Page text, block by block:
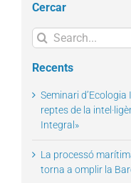
Cercar
Search
for:
Recents
Seminari
reptes de la
Integral»
La processó
torna a omplir la